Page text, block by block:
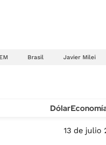
Brasil Javier Milei
Dólar
13 de julio